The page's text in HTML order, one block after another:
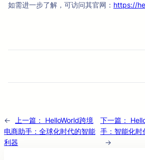
如需进一步了解，可访问其官网： https://
← 上一篇：
HelloWorld跨境
电商助手：全球化时代的智能
利器
下一篇：
手：智能化时
→